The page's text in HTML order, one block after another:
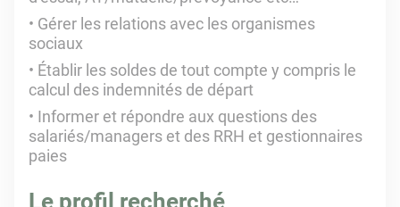
Gérer les relations avec les organismes
sociaux
Établir les soldes de tout compte y compris le
calcul des indemnités de départ
Informer et répondre aux questions des
salariés/managers et des RRH et gestionnaires
paies
Le profil recherché